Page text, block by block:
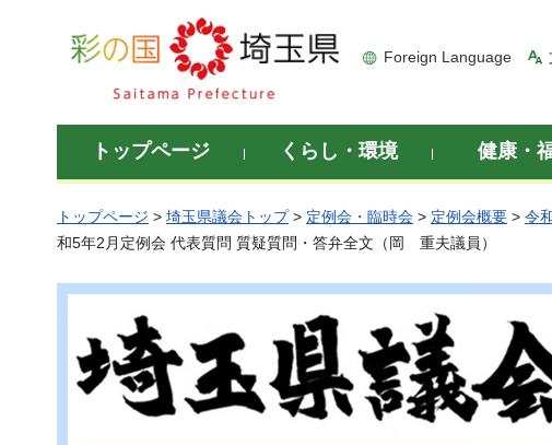
彩の国 埼玉県
Foreign Language
トップページ くらし・環境 健康・
トップページ > 埼玉県議会トップ> 定例会・臨時会 > 定例会概要 > 令
和5年2月定例会 代表質問 質疑質問・答弁全文（岡 重夫議員）